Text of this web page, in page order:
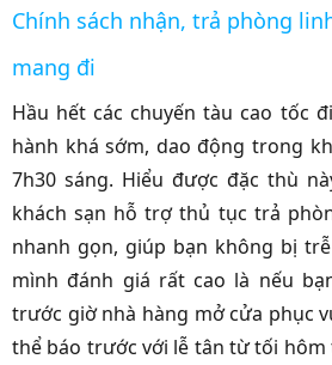
Chính sách nhận, trả phòng
mang đi
Hầu hết các chuyến tàu cao tốc
hành khá sớm, dao động trong
7h30 sáng. Hiểu được đặc thù
khách sạn hỗ trợ thủ tục trả
nhanh gọn, giúp bạn không bị
mình đánh giá rất cao là nếu
trước giờ nhà hàng mở cửa phục
thể báo trước với lễ tân từ tối hôm